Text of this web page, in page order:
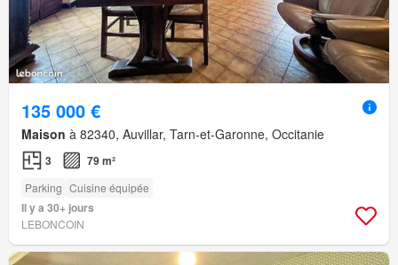
135 000 €
Maison à 82340, Auvillar, Tarn-et-Garonne, Occitanie
3 79 m²
Parking Cuisine équipée
Il y a 30+ jours
LEBONCOIN